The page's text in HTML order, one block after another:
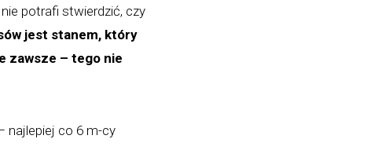
potrafi stwierdzić, czy
jest stanem, który
zawsze – tego nie
najlepiej co 6 m-cy